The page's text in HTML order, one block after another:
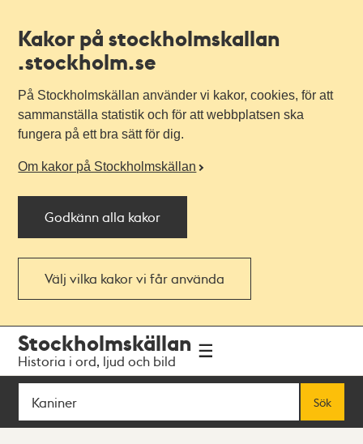
Kakor på stockholmskallan
.stockholm.se
På Stockholmskällan använder vi kakor, cookies, för att
sammanställa statistik och för att webbplatsen ska
fungera på ett bra sätt för dig.
Om kakor på Stockholmskällan
Godkänn alla kakor
Välj vilka kakor vi får använda
navigationen
huvudinnehållet
Stockholmskällan
Historia i ord, ljud och bild
Sök
Sök